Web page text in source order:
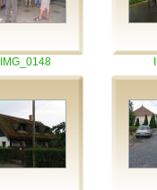
IMG_0148